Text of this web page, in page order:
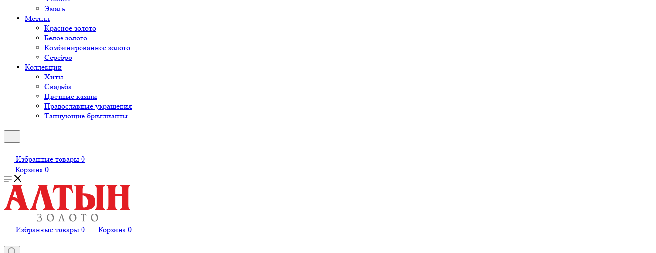
Эмаль
Металл
Красное золото
Белое золото
Комбинированное золото
Серебро
Коллекции
Хиты
Свадьба
Цветные камни
Православные украшения
Танцующие бриллианты
Избранные товары 0
Корзина 0
Избранные товары 0 Корзина 0